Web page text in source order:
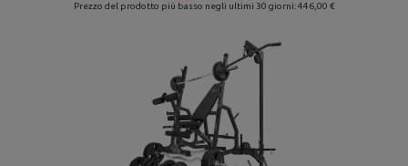
Prezzo del prodotto più basso negli ultimi 30 giorni: 446,00 €